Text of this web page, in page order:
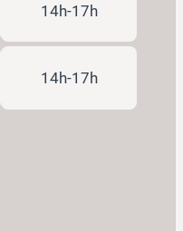
14h-17h
14h-17h